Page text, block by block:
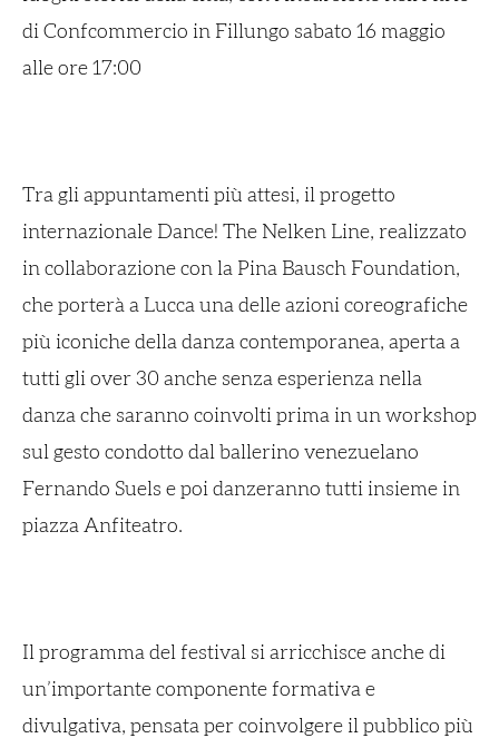
di Confcommercio in Fillungo sabato 16 maggio
alle ore 17:00
Tra gli appuntamenti più attesi, il progetto
internazionale Dance! The Nelken Line, realizzato
in collaborazione con la Pina Bausch Foundation,
che porterà a Lucca una delle azioni coreografiche
più iconiche della danza contemporanea, aperta a
tutti gli over 30 anche senza esperienza nella
danza che saranno coinvolti prima in un workshop
sul gesto condotto dal ballerino venezuelano
Fernando Suels e poi danzeranno tutti insieme in
piazza Anfiteatro.
Il programma del festival si arricchisce anche di
un’importante componente formativa e
divulgativa, pensata per coinvolgere il pubblico più